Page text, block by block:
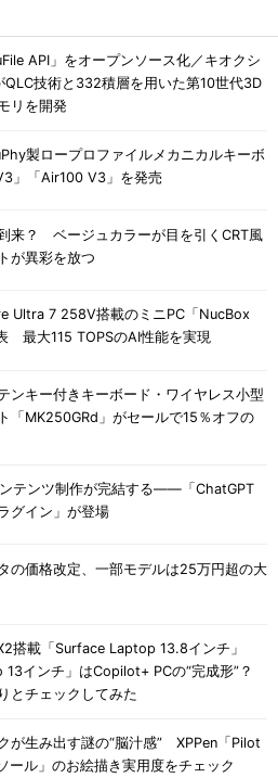
API」をオープンソース化／キオクシ
QLC技術と332積層を用いた第10世代3D
リを開発
製ロープロファイルメカニカルキーボ
」「Air100 V3」を発売
来？ ベージュカラーが目を引くCRT風
が異彩を放つ
Ultra 7 258V搭載のミニPC「NucBox
最大115 TOPSのAI性能を実現
ンキー付きキーボード・ワイヤレス小型
「MK250GRd」がセールで15％オフの
テンツ制作が完結する――「ChatGPT
グイン」が登場
の価格改定、一部モデルは25万円超の大
搭載「Surface Laptop 13.8インチ」
13インチ」はCopilot+ PCの“完成形”？
とチェックしてみた
が生み出す謎の“脳汁感” XPPen「Pilot
ール」のお絵描き実用度をチェック